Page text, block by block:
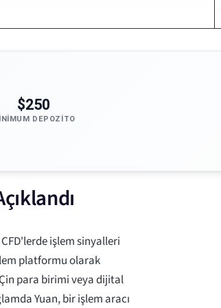
$250
DEPOZITO
işlem sinyalleri
platformu olarak
Çin para birimi veya dijital
Yuan, bir işlem aracı